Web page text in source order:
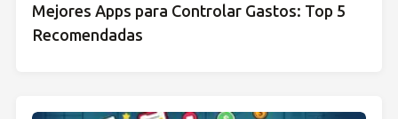
Mejores Apps para Controlar Gastos: Top 5
Recomendadas